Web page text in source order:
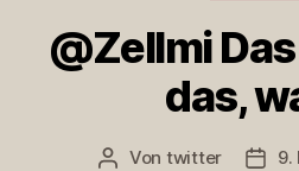
@Zellmi
das,
Beitragsautor
Von twitter
9.